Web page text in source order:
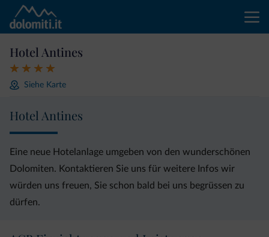
Hotel Antines
Siehe Karte
Hotel Antines
Eine neue Hotelanlage umgeben von den wunderschönen
Dolomiten. Kontaktieren Sie uns für weitere Infos wir
würden uns freuen, Sie schon bald bei uns begrüssen zu
dürfen.